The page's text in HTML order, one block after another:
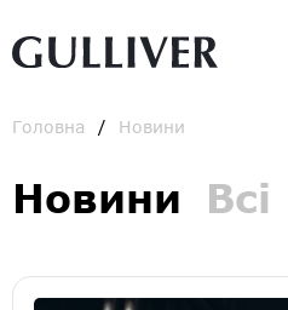
Головна Новини
Новини Всі